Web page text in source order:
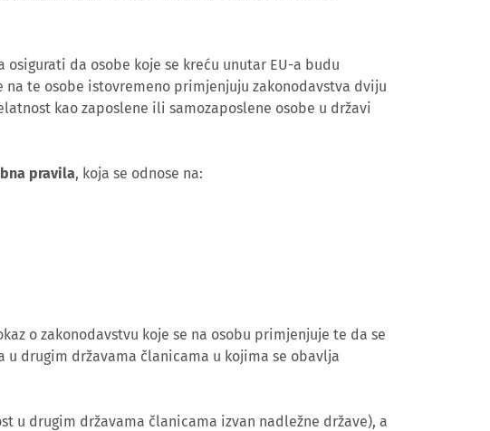
da osobe koje se kreću unutar EU-a budu
te osobe istovremeno primjenjuju zakonodavstva dviju
kao zaposlene ili samozaposlene osobe u državi
pravila, koja se odnose na:
o zakonodavstvu koje se na osobu primjenjuje te da se
drugim državama članicama u kojima se obavlja
u drugim državama članicama izvan nadležne države), a